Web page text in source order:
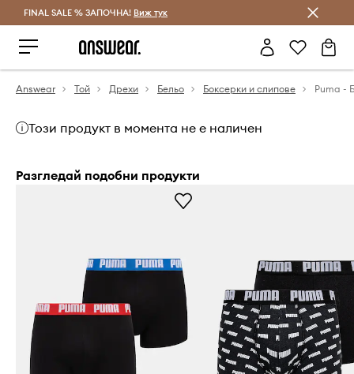
Спестявай с Answear Club
FINAL SALE % ЗАПОЧНА! Виж тук
Answear Той Дрехи Бельо Боксерки и слипове
Този продукт в момента не е наличен
Разгледай подобни продукти